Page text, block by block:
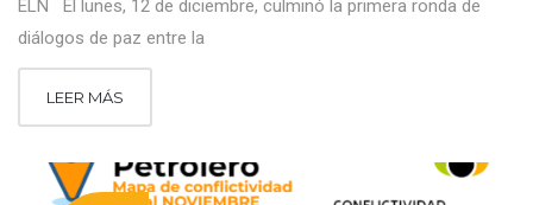
ELN El lunes, 12 de diciembre, culminó la primera ronda de
diálogos de paz entre la
LEER MÁS